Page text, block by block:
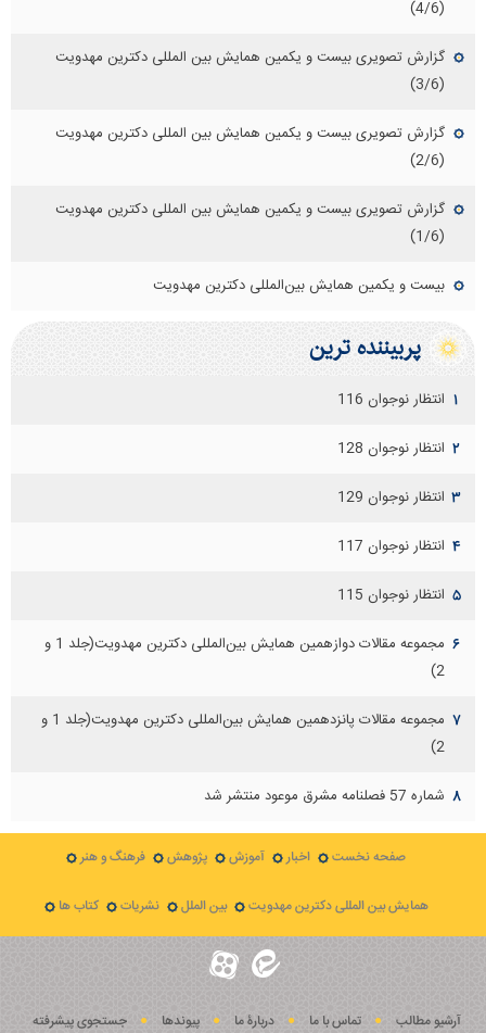
(4/6)
گزارش تصویری بیست و یکمین همایش بین المللی دکترین مهدویت
(3/6)
گزارش تصویری بیست و یکمین همایش بین المللی دکترین مهدویت
(2/6)
گزارش تصویری بیست و یکمین همایش بین المللی دکترین مهدویت
(1/6)
بیست و یکمین همایش بین‌المللی دکترین مهدویت
پربيننده ترين
۱ انتظار نوجوان 116
۲ انتظار نوجوان 128
۳ انتظار نوجوان 129
۴ انتظار نوجوان 117
۵ انتظار نوجوان 115
۶
مجموعه مقالات دوازهمين همايش بين‌المللی دكترين مهدويت(جلد 1 و
2)
۷
مجموعه مقالات پانزدهمين همايش بين‌المللی دكترين مهدويت(جلد 1 و
2)
۸ شماره 57 فصلنامه مشرق موعود منتشر شد
صفحه نخست اخبار آموزش پژوهش فرهنگ و هنر
همایش بین المللی دکترین مهدویت بین الملل نشریات کتاب ها
آرشیو مطالب تماس با ما دربارۀ ما پيوندها جستجوی پيشرفته